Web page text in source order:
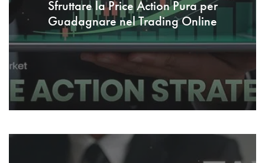
Sfruttare la Price Action Pura per
Guadagnare nel Trading Online